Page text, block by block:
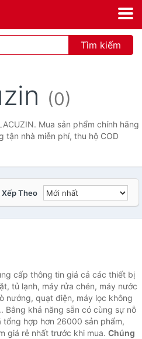
Tìm kiếm
(0)
Mua sản phẩm chính hãng
tận nhà miễn phí, thu hộ COD
Xếp Theo
cấp thông tin giá cả các thiết bị
tủ lạnh, máy rửa chén, máy nước
nướng, quạt điện, máy lọc không
Bằng khả năng sẵn có cùng sự nỗ
hợp hơn 26000 sản phẩm,
giá rẻ nhất trước khi mua. Chúng